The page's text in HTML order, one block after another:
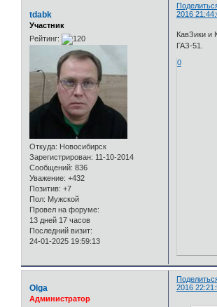
2016
tdabk
Участник
Рейтинг:
Откуда: Новосибирск
Зарегистрирован: 11-10-2014
Сообщений: 836
Уважение: +432
Позитив: +7
Пол: Мужской
Провел на форуме:
13 дней 17 часов
Последний визит:
24-01-2025 19:59:13
КавЗики и
ГАЗ-51.
0
2016
Olga
Администратор